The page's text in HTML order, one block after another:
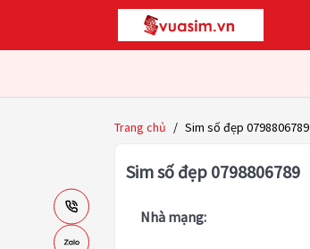
Trang chủ / Sim số đẹp 0798806789
Sim số đẹp 0798806789
Nhà mạng: